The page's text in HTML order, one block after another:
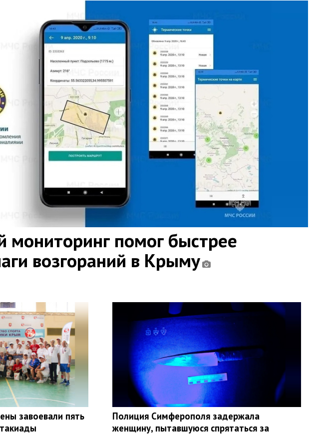
мониторинг помог быстрее
возгораний в Крыму
завоевали пять
Полиция Симферополя задержала
женщину, пытавшуюся спрятаться за